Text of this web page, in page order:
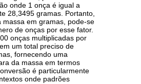
onde 1 onça é igual a
28,3495 gramas. Portanto,
massa em gramas, pode-se
de onças por esse fator.
onças multiplicadas por
um total preciso de
fornecendo uma
da massa em termos
é particularmente
onde padrões